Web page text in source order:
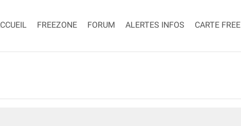
FREEZONE FORUM ALERTES INFOS CARTE FREE